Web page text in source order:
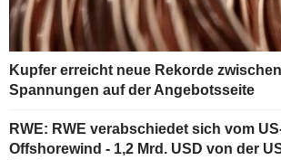
Kupfer erreicht neue Rekorde
Spannungen auf der Angebotsseite
RWE: RWE verabschiedet sich vom
Offshorewind - 1,2 Mrd. USD von der